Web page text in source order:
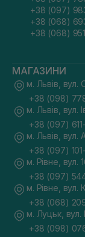
+38 (097)
+38 (068)
+38 (068)
МАГАЗИНИ
м. Львів, вул.
+38 (098)
м. Львів, вул.
+38 (097)
м. Львів, вул.
+38 (097)
м. Рівне, вул.
+38 (097)
м. Рівне, вул.
+38 (068)
м. Луцьк, вул.
+38 (098)